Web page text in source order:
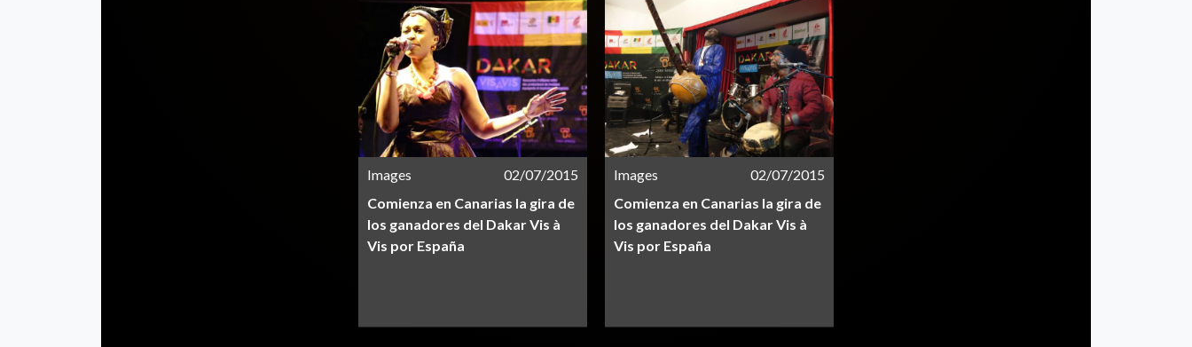
Images
02/07/2015
Comienza en Canarias la gira de
los ganadores del Dakar Vis à
Vis por España
Images
02/07/2015
Comienza en Canarias la gira de
los ganadores del Dakar Vis à
Vis por España